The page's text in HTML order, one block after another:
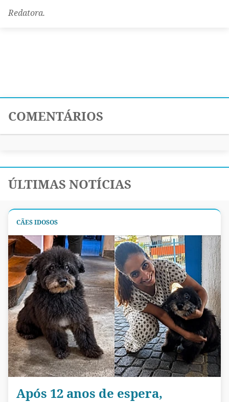
Redatora.
COMENTÁRIOS
ÚLTIMAS NOTÍCIAS
CÃES IDOSOS
Após 12 anos de espera,